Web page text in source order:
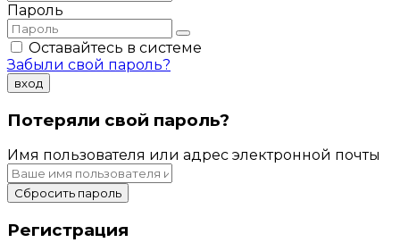
Пароль
Оставайтесь в системе
Забыли свой пароль?
вход
Потеряли свой пароль?
Имя пользователя или адрес электронной почты
Сбросить пароль
Регистрация